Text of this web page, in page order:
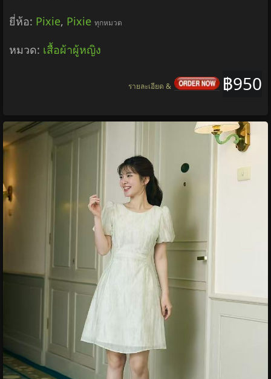
ยี่ห้อ: Pixie, Pixie ทุกหมวด
หมวด: เสื้อผ้าผู้หญิง
฿950
รายละเอียด &